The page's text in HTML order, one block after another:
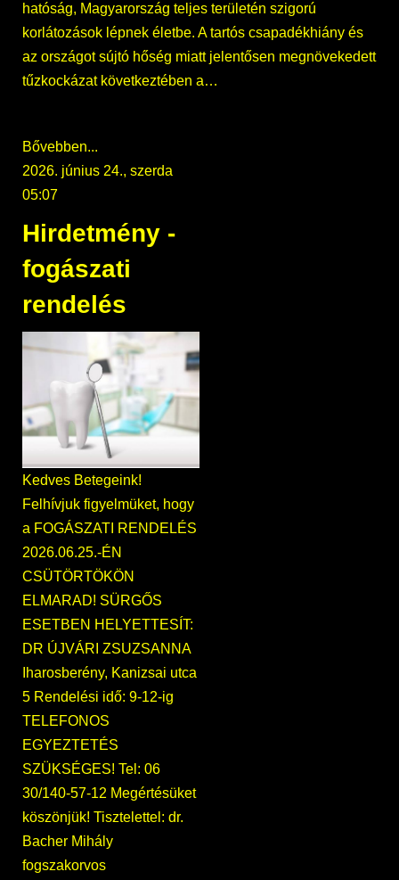
hatóság, Magyarország teljes területén szigorú
korlátozások lépnek életbe. A tartós csapadékhiány és
az országot sújtó hőség miatt jelentősen megnövekedett
tűzkockázat következtében a…
Bővebben...
2026. június 24., szerda
05:07
Hirdetmény -
fogászati
rendelés
Kedves Betegeink!
Felhívjuk figyelmüket, hogy
a FOGÁSZATI RENDELÉS
2026.06.25.-ÉN
CSÜTÖRTÖKÖN
ELMARAD! SÜRGŐS
ESETBEN HELYETTESÍT:
DR ÚJVÁRI ZSUZSANNA
Iharosberény, Kanizsai utca
5 Rendelési idő: 9-12-ig
TELEFONOS
EGYEZTETÉS
SZÜKSÉGES! Tel: 06
30/140-57-12 Megértésüket
köszönjük! Tisztelettel: dr.
Bacher Mihály
fogszakorvos